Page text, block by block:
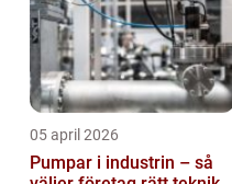
05 april 2026
Pumpar i industrin – så